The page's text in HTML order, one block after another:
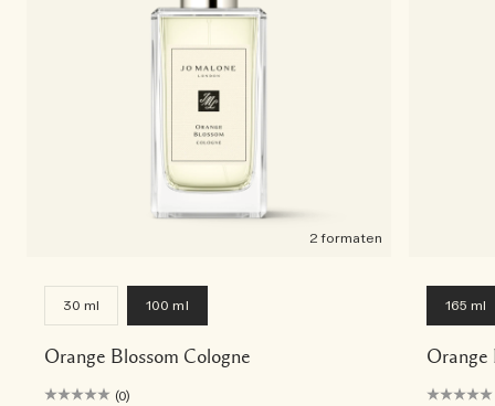
2 formaten
30 ml 100 ml
Orange Blossom Cologne
(0)
165 ml
Orange